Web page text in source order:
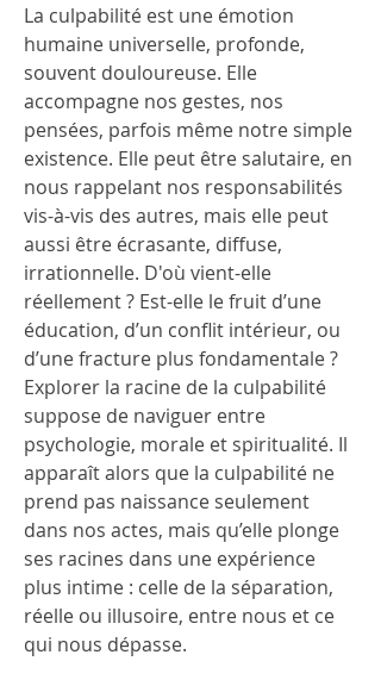
La culpabilité est une émotion
humaine universelle, profonde,
souvent douloureuse. Elle
accompagne nos gestes, nos
pensées, parfois même notre simple
existence. Elle peut être salutaire, en
nous rappelant nos responsabilités
vis-à-vis des autres, mais elle peut
aussi être écrasante, diffuse,
irrationnelle. D'où vient-elle
réellement ? Est-elle le fruit d’une
éducation, d’un conflit intérieur, ou
d’une fracture plus fondamentale ?
Explorer la racine de la culpabilité
suppose de naviguer entre
psychologie, morale et spiritualité. Il
apparaît alors que la culpabilité ne
prend pas naissance seulement
dans nos actes, mais qu’elle plonge
ses racines dans une expérience
plus intime : celle de la séparation,
réelle ou illusoire, entre nous et ce
qui nous dépasse.